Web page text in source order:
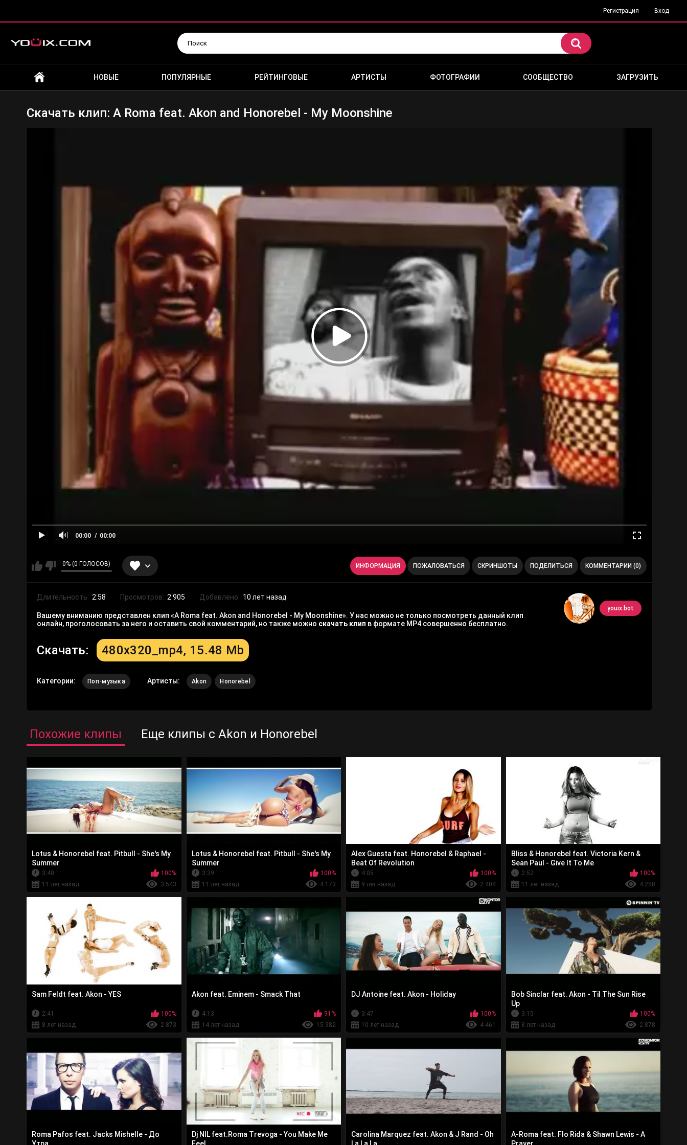
Регистрация Вход
НОВЫЕ ПОПУЛЯРНЫЕ РЕЙТИНГОВЫЕ АРТИСТЫ ФОТОГРАФИИ СООБЩЕСТВО ЗАГРУЗИТЬ
Скачать клип: A Roma feat. Akon and Honorebel - My Moonshine
00:00 00:00
0% (0 ГОЛОСОВ) ИНФОРМАЦИЯ ПОЖАЛОВАТЬСЯ СКРИНШОТЫ ПОДЕЛИТЬСЯ КОММЕНТАРИИ (0)
youix.bot
Длительность: 2:58 Просмотров: 2 905 Добавлено: 10 лет назад
Вашему вниманию представлен клип «A Roma feat. Akon and Honorebel - My Moonshine». У нас можно не только посмотреть данный клип
онлайн, проголосовать за него и оставить свой комментарий, но также можно скачать клип в формате MP4 совершенно бесплатно.
Скачать: 480x320_mp4, 15.48 Mb
Категории: Поп-музыка Артисты: Akon Honorebel
Похожие клипы Еще клипы с Akon и Honorebel
Lotus & Honorebel feat. Pitbull - She's My
Summer
3:40
100%
11 лет назад
3 543
Lotus & Honorebel feat. Pitbull - She's My
Summer
3:39
100%
11 лет назад
4 173
Alex Guesta feat. Honorebel & Raphael -
Beat Of Revolution
4:05
100%
9 лет назад
2 404
Bliss & Honorebel feat. Victoria Kern &
Sean Paul - Give It To Me
2:52
100%
11 лет назад
4 258
Sam Feldt feat. Akon - YES
2:41
100%
8 лет назад
2 873
Akon feat. Eminem - Smack That
4:13
91%
14 лет назад
15 982
DJ Antoine feat. Akon - Holiday
3:47
100%
10 лет назад
4 461
Bob Sinclar feat. Akon - Til The Sun Rise
Up
3:15
100%
8 лет назад
2 878
Roma Pafos feat. Jacks Mishelle - До
Утра
Dj NIL feat.Roma Trevoga - You Make Me
Feel
Carolina Marquez feat. Akon & J Rand - Oh
La La La
A-Roma feat. Flo Rida & Shawn Lewis - A
Prayer